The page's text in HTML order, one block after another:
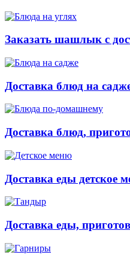
Заказать шашлык с
Доставка блюд на
Доставка блюд,
Доставка еды детское
Доставка еды,